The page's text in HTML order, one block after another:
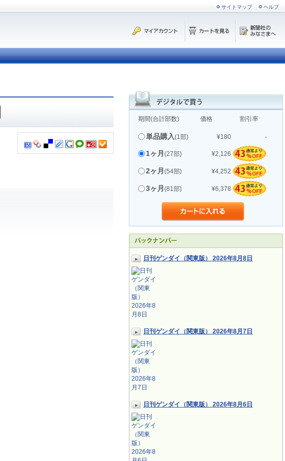
サイトマップ ヘルプ
期間(合計部数) 価格 割引率
単品購入(1部) ¥180 -
1ヶ月 (27部) ¥2,126
2ヶ月 (54部) ¥4,252
3ヶ月 (81部) ¥6,378
日刊ゲンダイ（関東版） 2026年8月8日
日刊ゲンダイ（関東版） 2026年8月7日
日刊ゲンダイ（関東版） 2026年8月6日